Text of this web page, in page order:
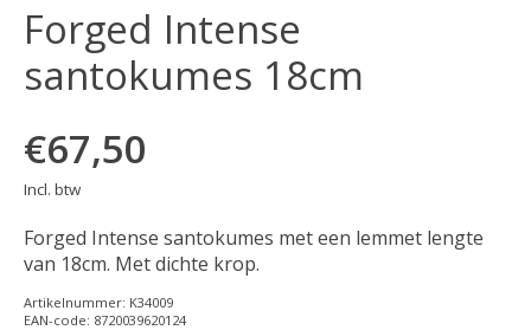
Forged Intense
santokumes 18cm
€67,50
Incl. btw
Forged Intense santokumes met een lemmet lengte
van 18cm. Met dichte krop.
Artikelnummer: K34009
EAN-code: 8720039620124